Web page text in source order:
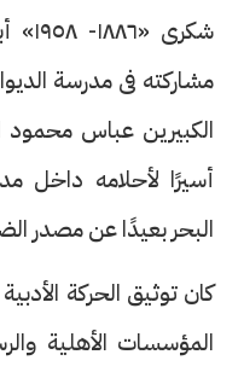
مشاركته فى مدرسة
الكبيرين عباس محمود
أسيرًا لأحلامه داخل
البحر بعيدًا عن مصدر
كان توثيق الحركة
المؤسسات الأهلية